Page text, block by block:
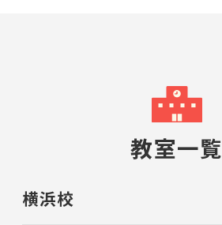
教室一覧
横浜校